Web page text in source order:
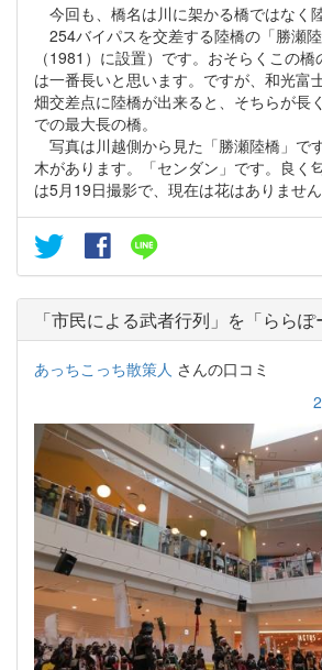
今回も、橋名は川に架かる橋ではなく陸
254バイパスを交差する陸橋の「勝瀬
（1981）に設置）です。おそらくこの
は一番長いと思います。ですが、和光富
畑交差点に陸橋が出来ると、そちらが長
での最大長の橋。
写真は川越側から見た「勝瀬陸橋」で
木があります。「センダン」です。良く
は5月19日撮影で、現在は花はありません
「市民による武者行列」を「ららぽ
あっちこっち散策人 さんの口コミ